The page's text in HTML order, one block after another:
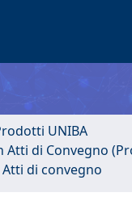
UNIBA
Atti di Convegno
di convegno